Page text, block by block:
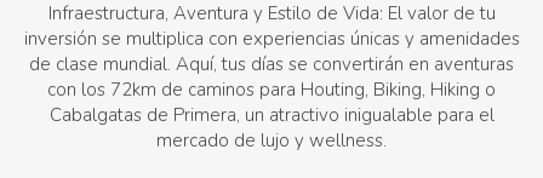
Infraestructura, Aventura y Estilo de Vida: El valor de tu
inversión se multiplica con experiencias únicas y amenidades
de clase mundial. Aquí, tus días se convertirán en aventuras
con los 72km de caminos para Houting, Biking, Hiking o
Cabalgatas de Primera, un atractivo inigualable para el
mercado de lujo y wellness.